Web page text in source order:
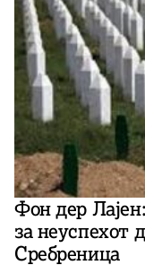
Фон дер
за неуспехот
Сребреница